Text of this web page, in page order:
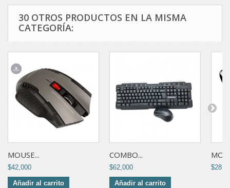
30 OTROS PRODUCTOS EN LA MISMA
CATEGORÍA:
MOUSE...
$42,000
Añadir al carrito
COMBO...
$62,000
Añadir al carrito